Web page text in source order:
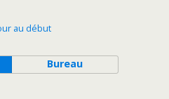
au début
Bureau